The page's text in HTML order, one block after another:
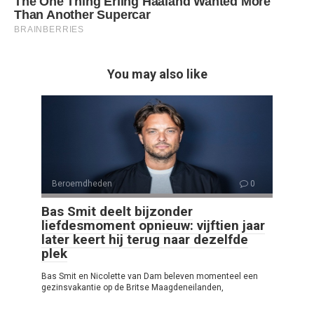
You may also like
Beroemdheden 0
Bas Smit deelt bijzonder
liefdesmoment opnieuw: vijftien jaar
later keert hij terug naar dezelfde
plek
Bas Smit en Nicolette van Dam beleven momenteel een
gezinsvakantie op de Britse Maagdeneilanden,